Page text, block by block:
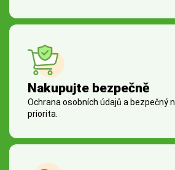
Nakupujte bezpečně
Ochrana osobních údajů a bezpečný
priorita.